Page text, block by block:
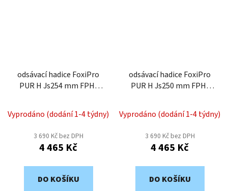
odsávací hadice FoxiPro
PUR H Js254 mm FPH-
Vyprodáno (dodání 1-4 týdny)
3 690 Kč bez DPH
4 465 Kč
DO KOŠÍKU
odsávací hadice FoxiPro
PUR H Js250 mm FPH-
Vyprodáno (dodání 1-4 týdny)
3 690 Kč bez DPH
4 465 Kč
DO KOŠÍKU